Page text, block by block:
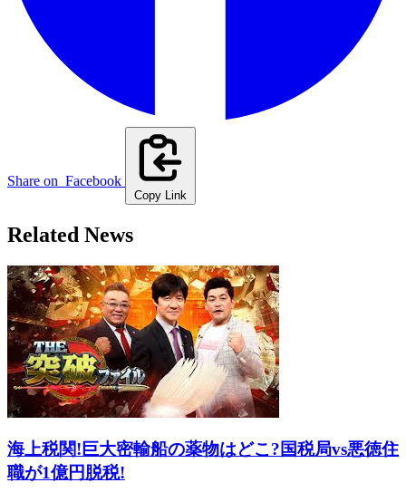
Share on Facebook
Copy Link
Related News
海上税関!巨大密輸船の薬物はどこ?国税局vs悪徳住
職が1億円脱税!